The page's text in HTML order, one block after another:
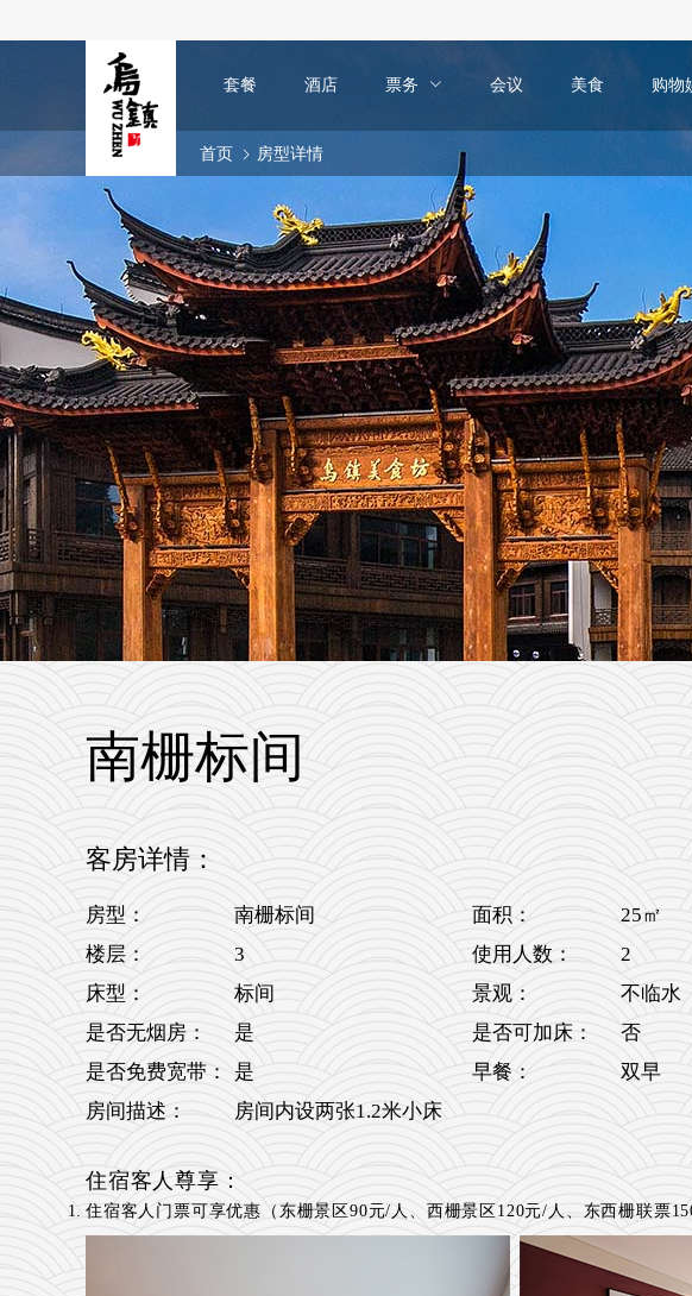
套餐 酒店 票务 会议 美食 购物
首页 房型详情
南栅标间
客房详情：
房型： 南栅标间 面积：
25㎡
楼层：
3 使用人数：
2
床型：
标间 景观：
不临水
是否无烟房：
是 是否可加床：
否
是否免费宽带：
是 早餐：
双早
房间描述：
房间内设两张1.2米小床
住宿客人尊享：
住宿客人门票可享优惠（东栅景区90元/人、西栅景区120元/人、东西栅联票